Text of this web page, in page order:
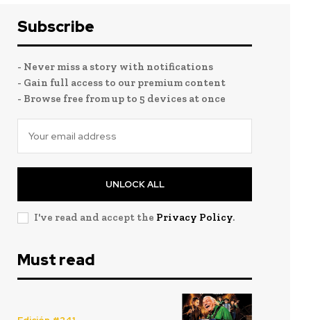
Subscribe
- Never miss a story with notifications
- Gain full access to our premium content
- Browse free from up to 5 devices at once
UNLOCK ALL
I've read and accept the Privacy Policy.
Must read